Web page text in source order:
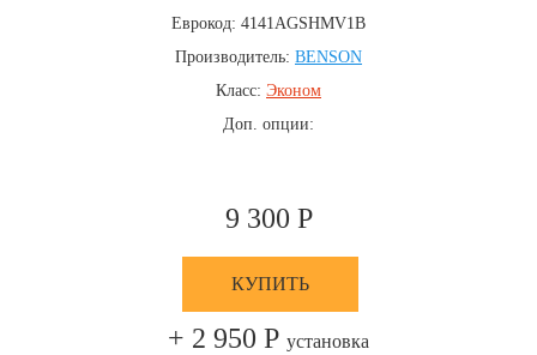
Еврокод: 4141AGSHMV1B
Производитель: BENSON
Класс: Эконом
Доп. опции:
9 300 Р
КУПИТЬ
+ 2 950 Р установка